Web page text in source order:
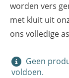
worden vers
met kluit uit
ons volledige
Geen
voldoen.